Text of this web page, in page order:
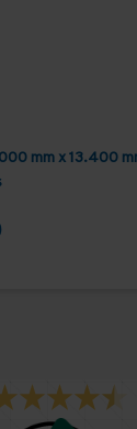
mm x 13.400